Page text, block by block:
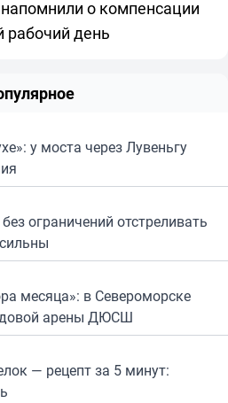
о компенсации
рабочий день
у моста через Лувеньгу
ограничений отстреливать
месяца»: в Североморске
арены ДЮСШ
— рецепт за 5 минут: